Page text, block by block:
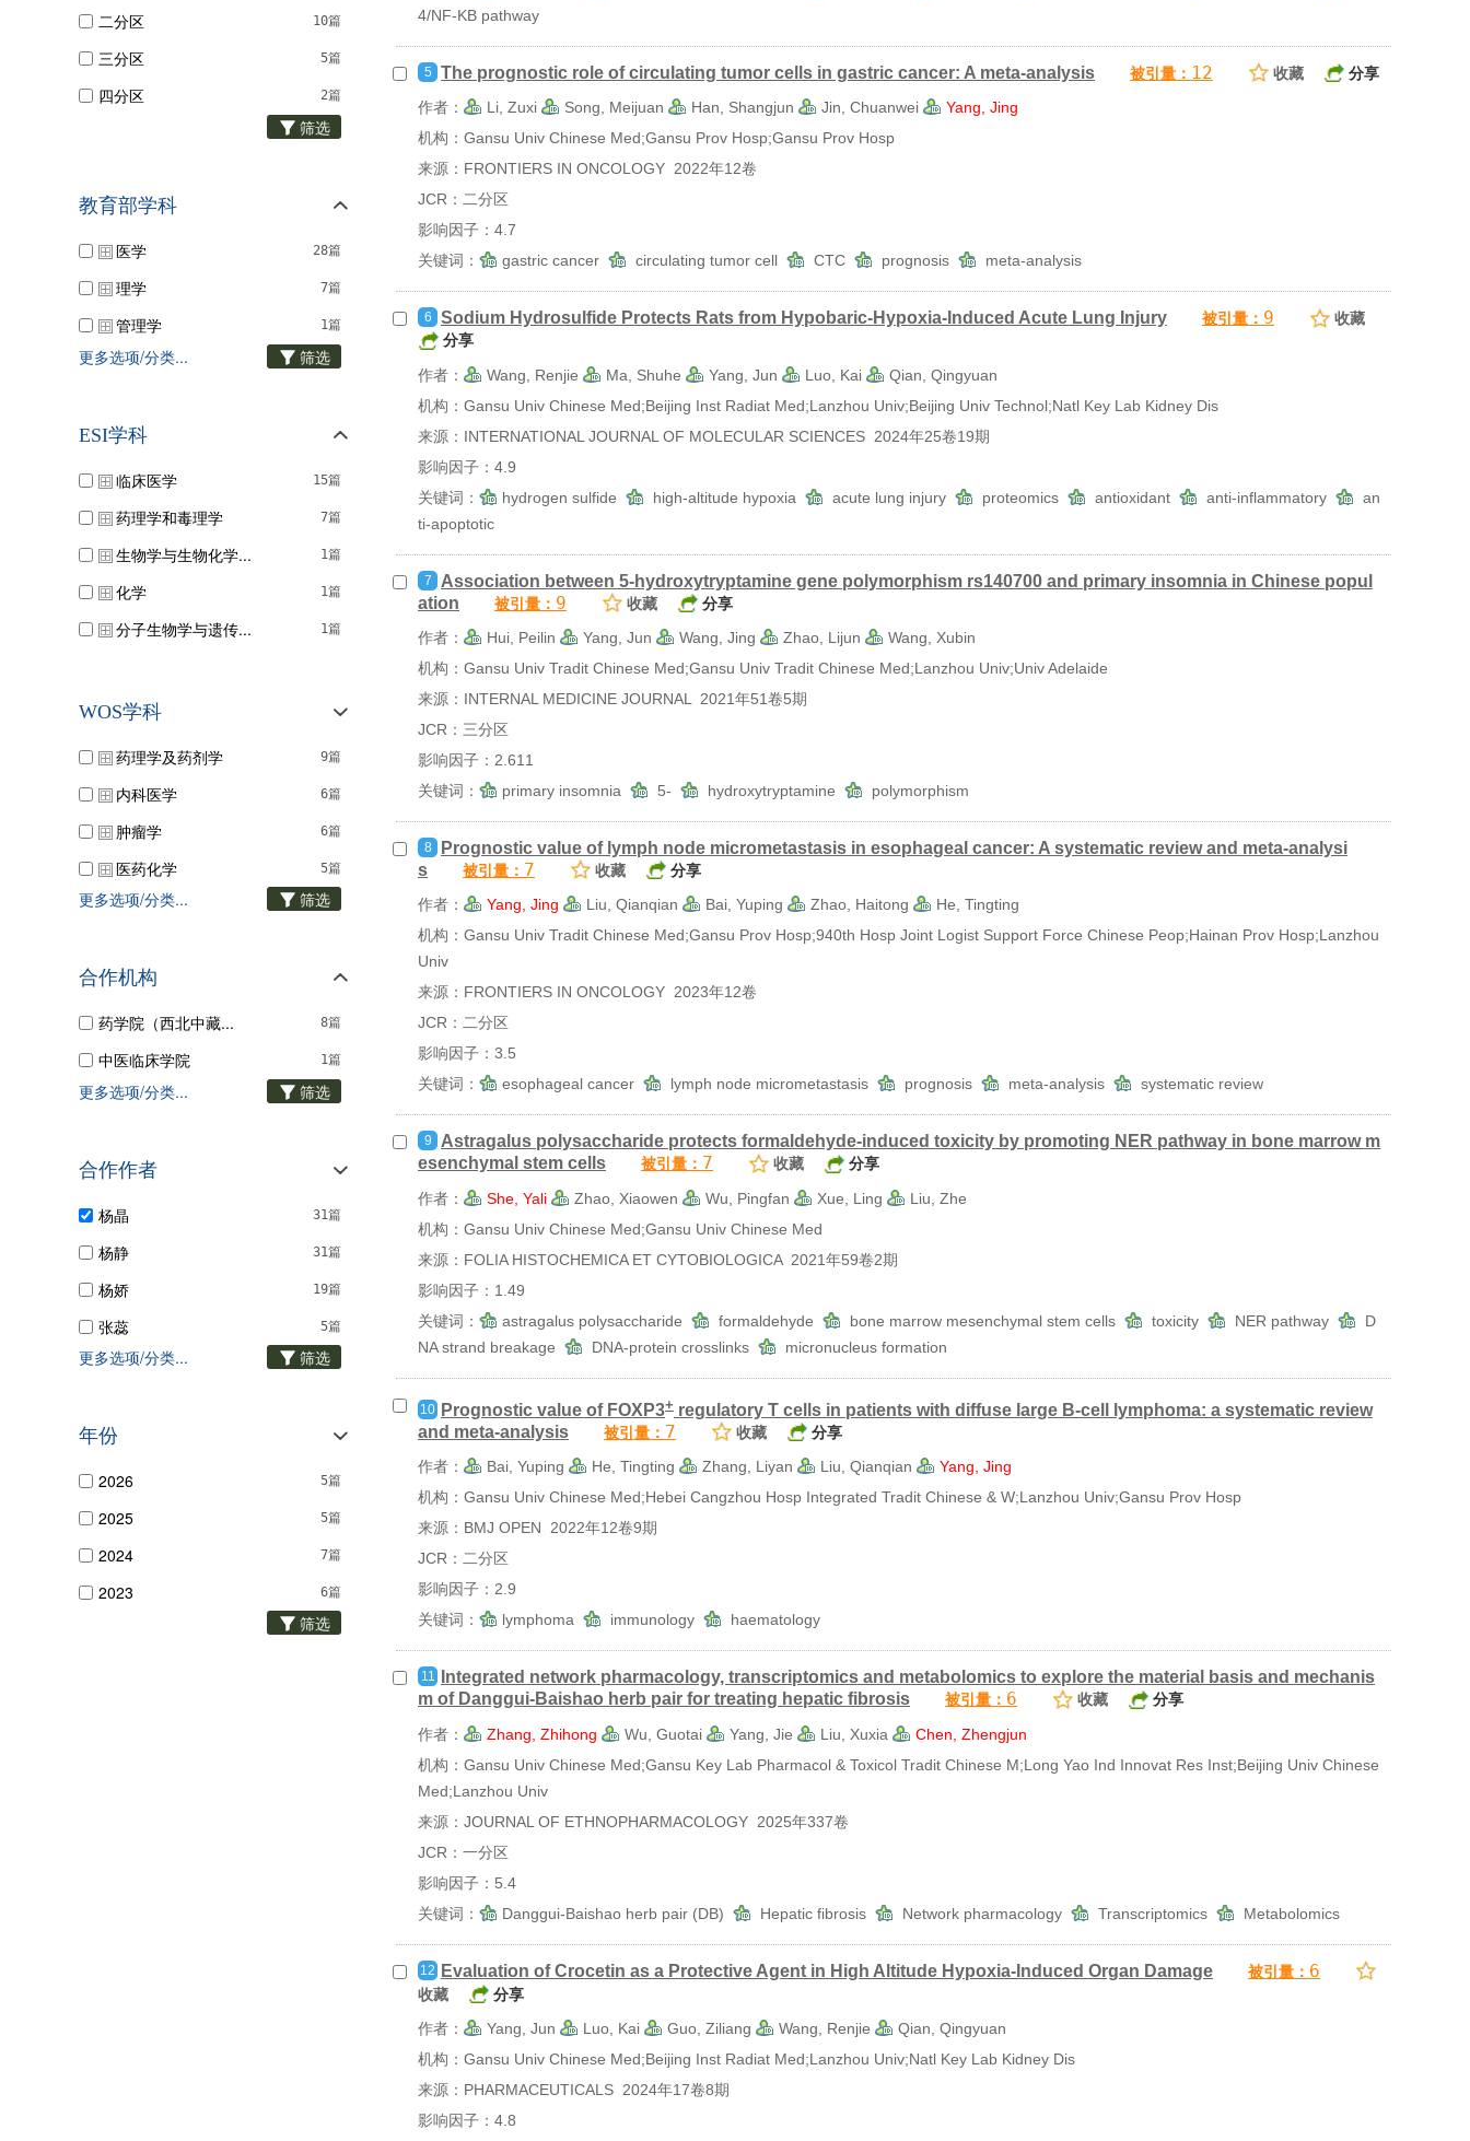
10篇
二分区
5篇
三分区
2篇
四分区
筛选
教育部学科
28篇
医学
7篇
理学
1篇
管理学
更多选项/分类...
筛选
ESI学科
15篇
临床医学
7篇
药理学和毒理学
1篇
生物学与生物化学...
1篇
化学
1篇
分子生物学与遗传...
WOS学科
9篇
药理学及药剂学
6篇
内科医学
6篇
肿瘤学
5篇
医药化学
3篇
综合医学与补充医...
3篇
生物化学与分子生...
2篇
医学研究和实验
2篇
细胞生物学
2篇
内分泌与代谢医学...
1篇
免疫学
多学科科学
小儿科学
1篇
外科
更多选项/分类... 筛选
合作机构
8篇
药学院（西北中藏...
1篇
中医临床学院
更多选项/分类...
筛选
合作作者
31篇
杨晶
31篇
杨静
19篇
杨娇
5篇
张蕊
4篇
张敏
3篇
舍雅莉
3篇
李小林
3篇
柳卓
2篇
赵翊
更多选项/分类... 筛选
年份
5篇
2026
5篇
2025
7篇
2024
6篇
2023
4篇
筛选
4/NF-KB pathway
5 The prognostic role of circulating tumor cells in gastric cancer: A meta-analysis 被引量： 12 收藏
分享
作者：
Li, Zuxi Song, Meijuan Han, Shangjun Jin, Chuanwei
Yang, Jing
机构：Gansu Univ Chinese Med;Gansu Prov Hosp;Gansu Prov Hosp
来源：FRONTIERS IN ONCOLOGY 2022年12卷
JCR：二分区
影响因子：4.7
关键词：
gastric cancer circulating tumor cell CTC prognosis meta-analysis
6 Sodium Hydrosulfide Protects Rats from Hypobaric-Hypoxia-Induced Acute Lung Injury 被引量： 9
收藏
分享
作者：
Wang, Renjie Ma, Shuhe Yang, Jun Luo, Kai
Qian, Qingyuan
机构：Gansu Univ Chinese Med;Beijing Inst Radiat Med;Lanzhou Univ;Beijing Univ Technol;Natl Key Lab Kidney Dis
来源：INTERNATIONAL JOURNAL OF MOLECULAR SCIENCES 2024年25卷19期
影响因子：4.9
关键词：
hydrogen sulfide high-altitude hypoxia acute lung injury proteomics antioxidant anti-inflammatory
an
ti-apoptotic
7
Association between 5-hydroxytryptamine gene polymorphism rs140700 and primary insomnia in Chinese popul
ation
被引量： 9 收藏
分享
作者：
Hui, Peilin Yang, Jun Wang, Jing Zhao, Lijun
Wang, Xubin
机构：Gansu Univ Tradit Chinese Med;Gansu Univ Tradit Chinese Med;Lanzhou Univ;Univ Adelaide
来源：INTERNAL MEDICINE JOURNAL 2021年51卷5期
JCR：三分区
影响因子：2.611
关键词：
primary insomnia 5‐ hydroxytryptamine polymorphism
8
Prognostic value of lymph node micrometastasis in esophageal cancer: A systematic review and meta-analysi
s
被引量： 7 收藏
分享
作者：
Yang, Jing Liu, Qianqian Bai, Yuping Zhao, Haitong
He, Tingting
机构：Gansu Univ Tradit Chinese Med;Gansu Prov Hosp;940th Hosp Joint Logist Support Force Chinese Peop;Hainan Prov Hosp;Lanzhou
Univ
来源：FRONTIERS IN ONCOLOGY 2023年12卷
JCR：二分区
影响因子：3.5
关键词：
esophageal cancer lymph node micrometastasis prognosis meta-analysis systematic review
9
Astragalus polysaccharide protects formaldehyde-induced toxicity by promoting NER pathway in bone marrow m
esenchymal stem cells
被引量： 7 收藏
分享
作者：
She, Yali Zhao, Xiaowen Wu, Pingfan Xue, Ling
Liu, Zhe
机构：Gansu Univ Chinese Med;Gansu Univ Chinese Med
来源：FOLIA HISTOCHEMICA ET CYTOBIOLOGICA 2021年59卷2期
影响因子：1.49
关键词：
astragalus polysaccharide formaldehyde bone marrow mesenchymal stem cells toxicity NER pathway
D
NA strand breakage
DNA-protein crosslinks micronucleus formation
10 Prognostic value of FOXP3+ regulatory T cells in patients with diffuse large B-cell lymphoma: a systematic review
and meta-analysis
被引量： 7 收藏
分享
作者：
Bai, Yuping He, Tingting Zhang, Liyan Liu, Qianqian
Yang, Jing
机构：Gansu Univ Chinese Med;Hebei Cangzhou Hosp Integrated Tradit Chinese & W;Lanzhou Univ;Gansu Prov Hosp
来源：BMJ OPEN 2022年12卷9期
JCR：二分区
影响因子：2.9
关键词：
lymphoma immunology haematology
11
Integrated network pharmacology, transcriptomics and metabolomics to explore the material basis and mechanis
m of Danggui-Baishao herb pair for treating hepatic fibrosis
被引量： 6 收藏
分享
作者：
Zhang, Zhihong Wu, Guotai Yang, Jie Liu, Xuxia
Chen, Zhengjun
机构：Gansu Univ Chinese Med;Gansu Key Lab Pharmacol & Toxicol Tradit Chinese M;Long Yao Ind Innovat Res Inst;Beijing Univ Chinese
Med;Lanzhou Univ
来源：JOURNAL OF ETHNOPHARMACOLOGY 2025年337卷
JCR：一分区
影响因子：5.4
关键词：
Danggui-Baishao herb pair (DB) Hepatic fibrosis Network pharmacology Transcriptomics Metabolomics
12 Evaluation of Crocetin as a Protective Agent in High Altitude Hypoxia-Induced Organ Damage 被引量： 6
收藏
分享
作者：
Yang, Jun Luo, Kai Guo, Ziliang Wang, Renjie
Qian, Qingyuan
机构：Gansu Univ Chinese Med;Beijing Inst Radiat Med;Lanzhou Univ;Natl Key Lab Kidney Dis
来源：PHARMACEUTICALS 2024年17卷8期
影响因子：4.8